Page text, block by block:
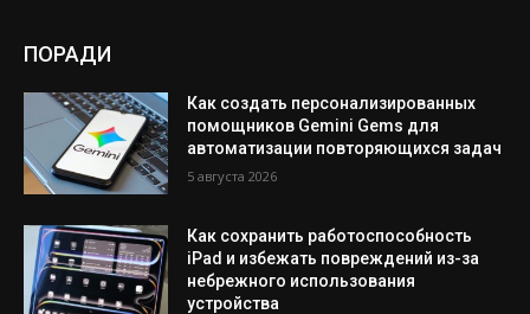
ПОРАДИ
Как создать персонализированных
помощников Gemini Gems для
автоматизации повторяющихся задач
5 августа 2026
Как сохранить работоспособность
iPad и избежать повреждений из-за
небрежного использования
устройства